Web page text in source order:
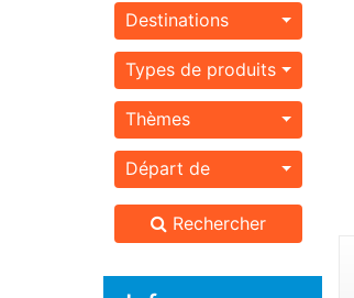
Destinations
Types de produits
Thèmes
Départ de
Rechercher